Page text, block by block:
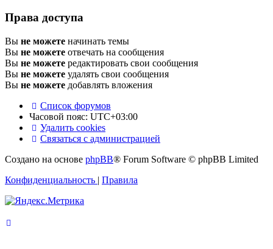
Права доступа
Вы не можете начинать темы
Вы не можете отвечать на сообщения
Вы не можете редактировать свои сообщения
Вы не можете удалять свои сообщения
Вы не можете добавлять вложения
Список форумов
Часовой пояс: UTC+03:00
Удалить cookies
Связаться с администрацией
Создано на основе phpBB® Forum Software © phpBB Limited
Конфиденциальность | Правила